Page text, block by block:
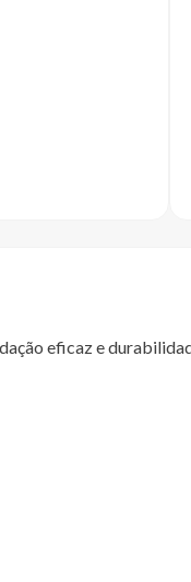
eficaz e